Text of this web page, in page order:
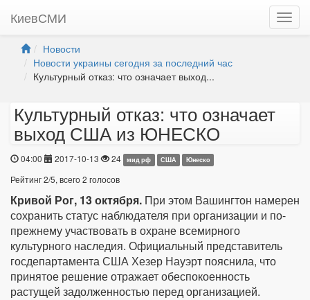
КиевСМИ
Новости
Новости украины сегодня за последний час
Культурный отказ: что означает выход...
Культурный отказ: что означает
выход США из ЮНЕСКО
04:00 2017-10-13 24 мид рф США Юнеско
Рейтинг2/5, всего2 голосов
Кривой Рог, 13 октября. При этом Вашингтон намерен
сохранить статус наблюдателя при организации и по-
прежнему участвовать в охране всемирного
культурного наследия. Официальный представитель
госдепартамента США Хезер Науэрт пояснила, что
принятое решение отражает обеспокоенность
растущей задолженностью перед организацией.